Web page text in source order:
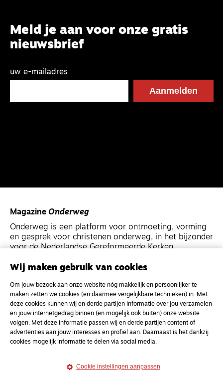
Meld je aan voor onze gratis
nieuwsbrief
uw e-mailadres
Magazine Onderweg
Onderweg is een platform voor ontmoeting, vorming
en gesprek voor christenen onderweg, in het bijzonder
voor de Nederlandse Gereformeerde Kerken.
Magazine
Onderweg
Kvk-nummer 33277063
NL46 INGB 0117 5827 86
info@onderwegonline.nl
Wij maken gebruik van cookies
Om jouw bezoek aan onze website nóg makkelijk en persoonlijker te
maken zetten we cookies (en daarmee vergelijkbare technieken) in. Met
deze cookies kunnen wij en derde partijen informatie over jou verzamelen
en jouw internetgedrag binnen (en mogelijk ook buiten) onze website
volgen. Met deze informatie passen wij en derde partijen content of
advertenties aan jouw interesses en profiel aan. Daarnaast is het dankzij
cookies mogelijk informatie te delen via social media.
Cookie instellingen aanpassen